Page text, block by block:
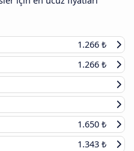
1.266 ₺
1.266 ₺
1.650 ₺
1.343 ₺